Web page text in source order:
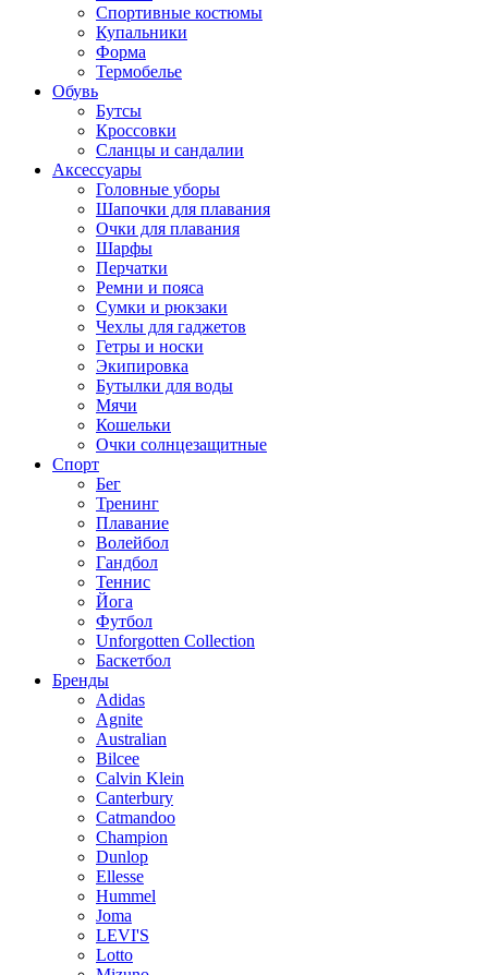
Спортивные костюмы
Купальники
Форма
Термобелье
Обувь
Бутсы
Кроссовки
Сланцы и сандалии
Аксессуары
Головные уборы
Шапочки для плавания
Очки для плавания
Шарфы
Перчатки
Ремни и пояса
Сумки и рюкзаки
Чехлы для гаджетов
Гетры и носки
Экипировка
Бутылки для воды
Мячи
Кошельки
Очки солнцезащитные
Спорт
Бег
Тренинг
Плавание
Волейбол
Гандбол
Теннис
Йога
Футбол
Unforgotten Collection
Баскетбол
Бренды
Adidas
Agnite
Australian
Bilcee
Calvin Klein
Canterbury
Catmandoo
Champion
Dunlop
Ellesse
Hummel
Joma
LEVI'S
Lotto